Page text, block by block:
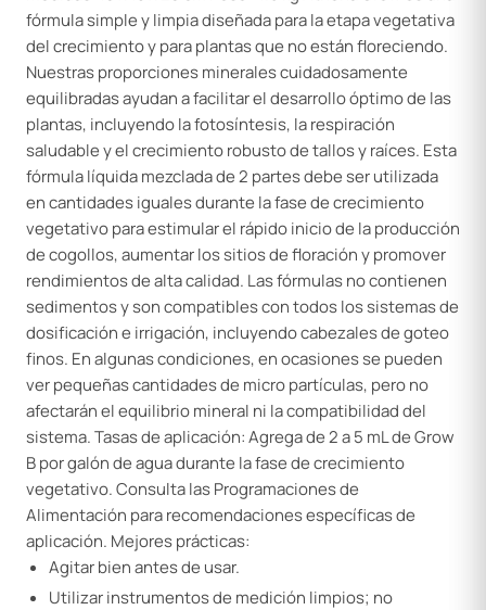
fórmula simple y limpia diseñada para la etapa vegetativa
del crecimiento y para plantas que no están floreciendo.
Nuestras proporciones minerales cuidadosamente
equilibradas ayudan a facilitar el desarrollo óptimo de las
plantas, incluyendo la fotosíntesis, la respiración
saludable y el crecimiento robusto de tallos y raíces. Esta
fórmula líquida mezclada de 2 partes debe ser utilizada
en cantidades iguales durante la fase de crecimiento
vegetativo para estimular el rápido inicio de la producción
de cogollos, aumentar los sitios de floración y promover
rendimientos de alta calidad. Las fórmulas no contienen
sedimentos y son compatibles con todos los sistemas de
dosificación e irrigación, incluyendo cabezales de goteo
finos. En algunas condiciones, en ocasiones se pueden
ver pequeñas cantidades de micro partículas, pero no
afectarán el equilibrio mineral ni la compatibilidad del
sistema. Tasas de aplicación: Agrega de 2 a 5 mL de Grow
B por galón de agua durante la fase de crecimiento
vegetativo. Consulta las Programaciones de
Alimentación para recomendaciones específicas de
aplicación. Mejores prácticas:
Agitar bien antes de usar.
Utilizar instrumentos de medición limpios; no